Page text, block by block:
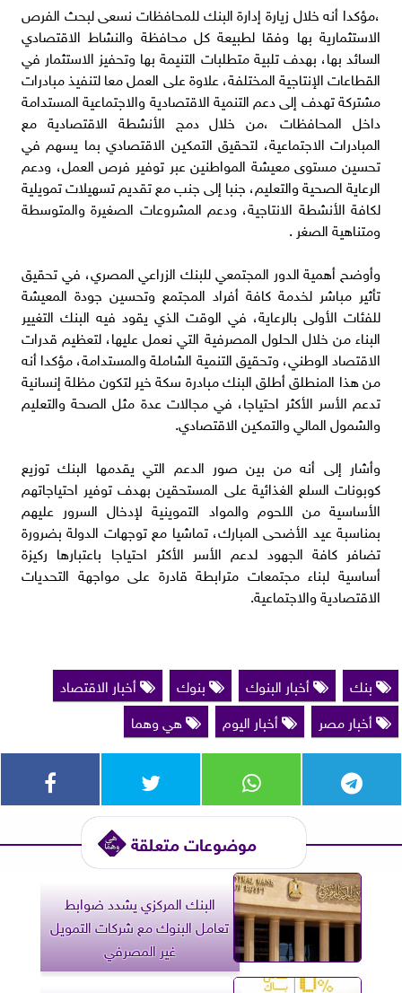
،مؤكدا أنه خلال زيارة إدارة البنك للمحافظات نسعى لبحث الفرص
الاستثمارية بها وفقا لطبيعة كل محافظة والنشاط الاقتصادي
السائد بها، بهدف تلبية متطلبات التنيمة بها وتحفيز الاستثمار في
القطاعات الإنتاجية المختلفة، علاوة على العمل معا لتنفيذ مبادرات
مشتركة تهدف إلى دعم التنمية الاقتصادية والاجتماعية المستدامة
داخل المحافظات ،من خلال دمج الأنشطة الاقتصادية مع
المبادرات الاجتماعية، لتحقيق التمكين الاقتصادي بما يسهم في
تحسين مستوى معيشة المواطنين عبر توفير فرص العمل، ودعم
الرعاية الصحية والتعليم، جنبا إلى جنب مع تقديم تسهيلات تمويلية
لكافة الأنشطة الانتاجية، ودعم المشروعات الصغيرة والمتوسطة
ومتناهية الصغر .
وأوضح أهمية الدور المجتمعي للبنك الزراعي المصري، في تحقيق
تأثير مباشر لخدمة كافة أفراد المجتمع وتحسين جودة المعيشة
للفئات الأولى بالرعاية، في الوقت الذي يقود فيه البنك التغيير
البناء من خلال الحلول المصرفية التي نعمل عليها، لتعظيم قدرات
الاقتصاد الوطني، وتحقيق التنمية الشاملة والمستدامة، مؤكدا أنه
من هذا المنطلق أطلق البنك مبادرة سكة خير لتكون مظلة إنسانية
تدعم الأسر الأكثر احتياجا، في مجالات عدة مثل الصحة والتعليم
والشمول المالي والتمكين الاقتصادي.
وأشار إلى أنه من بين صور الدعم التي يقدمها البنك توزيع
كوبونات السلع الغذائية على المستحقين بهدف توفير احتياجاتهم
الأساسية من اللحوم والمواد التموينية لإدخال السرور عليهم
بمناسبة عيد الأضحى المبارك، تماشيا مع توجهات الدولة بضرورة
تضافر كافة الجهود لدعم الأسر الأكثر احتياجا باعتبارها ركيزة
أساسية لبناء مجتمعات مترابطة قادرة على مواجهة التحديات
الاقتصادية والاجتماعية.
بنك أخبار البنوك بنوك
أخبار الاقتصاد
أخبار مصر
أخبار اليوم هي وهما
موضوعات متعلقة
البنك المركزي يشدد ضوابط
تعامل البنوك مع شركات التمويل
غير المصرفي